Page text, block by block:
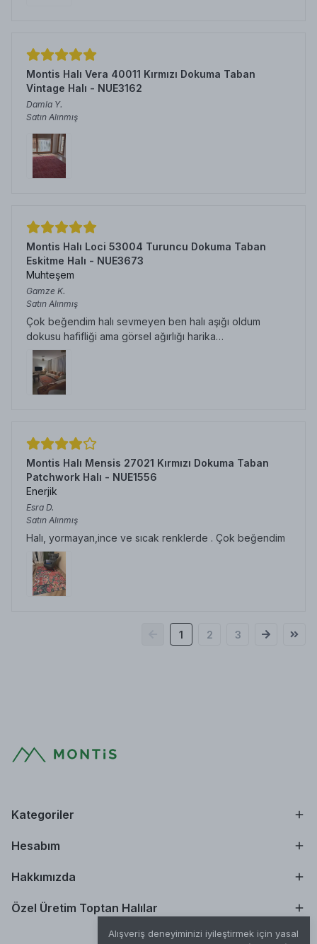
Alışveriş deneyiminizi iyileştirmek için yasal
Montis Halı Vera 40011 Kırmızı Dokuma Taban
Vintage Halı - NUE3162
Damla Y.
Satın Alınmış
Montis Halı Loci 53004 Turuncu Dokuma Taban
Eskitme Halı - NUE3673
Muhteşem
Gamze K.
Satın Alınmış
Çok beğendim halı sevmeyen ben halı aşığı oldum
dokusu hafifliği ama görsel ağırlığı harika…
Montis Halı Mensis 27021 Kırmızı Dokuma Taban
Patchwork Halı - NUE1556
Enerjik
Esra D.
Satın Alınmış
Halı, yormayan,ince ve sıcak renklerde . Çok beğendim
1 2 3
Kategoriler
Hesabım
Hakkımızda
Özel Üretim Toptan Halılar